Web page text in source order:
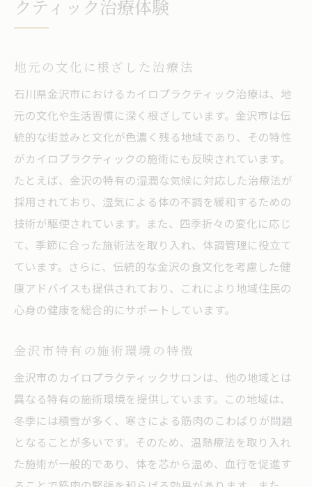
クティック治療体験
地元の文化に根ざした治療法
石川県金沢市におけるカイロプラクティック治療は、地
元の文化や生活習慣に深く根ざしています。金沢市は伝
統的な街並みと文化が色濃く残る地域であり、その特性
がカイロプラクティックの施術にも反映されています。
たとえば、金沢の特有の湿潤な気候に対応した治療法が
採用されており、湿気による体の不調を緩和するための
技術が駆使されています。また、四季折々の変化に応じ
て、季節に合った施術法を取り入れ、体調管理に役立て
ています。さらに、伝統的な金沢の食文化を考慮した健
康アドバイスも提供されており、これにより地域住民の
心身の健康を総合的にサポートしています。
金沢市特有の施術環境の特徴
金沢市のカイロプラクティックサロンは、他の地域とは
異なる特有の施術環境を提供しています。この地域は、
冬季には積雪が多く、寒さによる筋肉のこわばりが問題
となることが多いです。そのため、温熱療法を取り入れ
た施術が一般的であり、体を芯から温め、血行を促進す